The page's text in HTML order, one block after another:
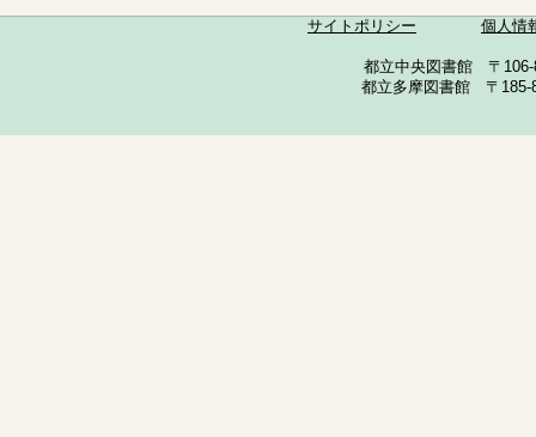
サイトポリシー 個人情
都立中央図書館 〒
都立多摩図書館 〒185-